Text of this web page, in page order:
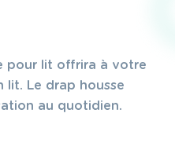
pour lit offrira à votre
Le drap housse
au quotidien.